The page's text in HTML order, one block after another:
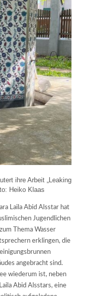
ihre Arbeit „Leaking
Heiko Klaas
Laila Abid Alsstar hat
Jugendlichen
Thema Wasser
erklingen, die
angebracht sind.
wiederum ist, neben
Abid Alsstars, eine